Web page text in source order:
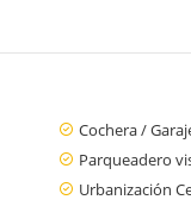
Cochera /
Parqueadero
Urbanización